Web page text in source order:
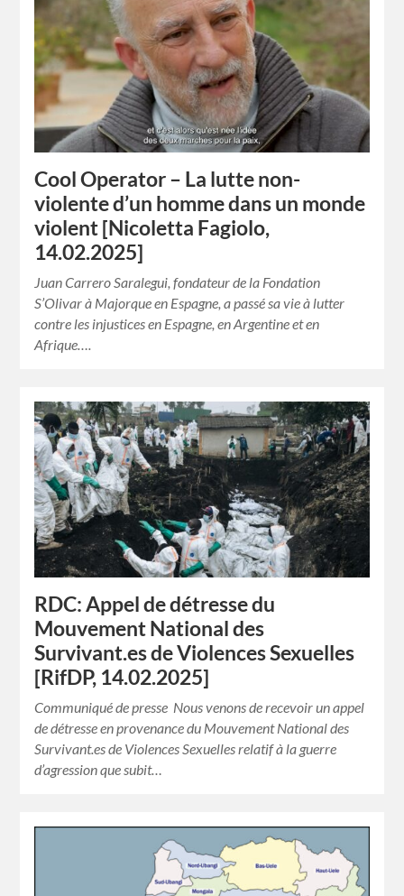
Cool Operator – La lutte non-
violente d’un homme dans un monde
violent [Nicoletta Fagiolo,
14.02.2025]
Juan Carrero Saralegui, fondateur de la Fondation
S’Olivar à Majorque en Espagne, a passé sa vie à lutter
contre les injustices en Espagne, en Argentine et en
Afrique….
RDC: Appel de détresse du
Mouvement National des
Survivant.es de Violences Sexuelles
[RifDP, 14.02.2025]
Communiqué de presse Nous venons de recevoir un appel
de détresse en provenance du Mouvement National des
Survivant.es de Violences Sexuelles relatif à la guerre
d’agression que subit…